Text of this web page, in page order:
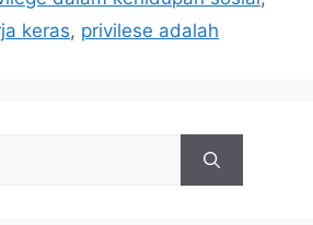
keras, privilese adalah